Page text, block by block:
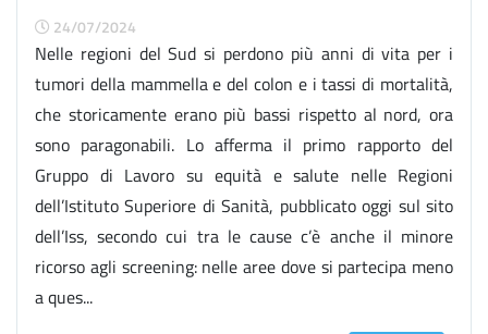
24/07/2024
Nelle regioni del Sud si perdono più anni di vita per i
tumori della mammella e del colon e i tassi di mortalità,
che storicamente erano più bassi rispetto al nord, ora
sono paragonabili. Lo afferma il primo rapporto del
Gruppo di Lavoro su equità e salute nelle Regioni
dell’Istituto Superiore di Sanità, pubblicato oggi sul sito
dell’Iss, secondo cui tra le cause c’è anche il minore
ricorso agli screening: nelle aree dove si partecipa meno
a ques...